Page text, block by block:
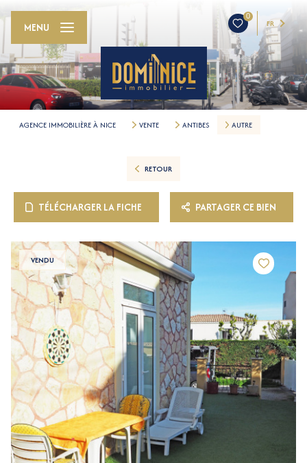
0
FR
MENU
AGENCE IMMOBILIÈRE À NICE VENTE ANTIBES AUTRE
RETOUR
TÉLÉCHARGER LA FICHE PARTAGER CE BIEN
VENDU